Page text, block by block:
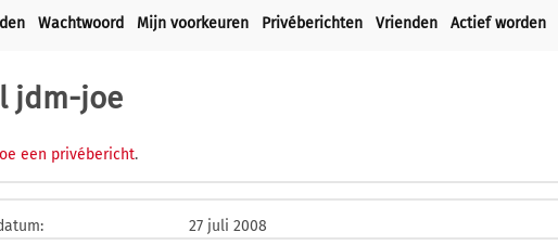
Wachtwoord Mijn voorkeuren Privéberichten Vrienden Actief worden
jdm-joe
een privébericht.
27 juli 2008